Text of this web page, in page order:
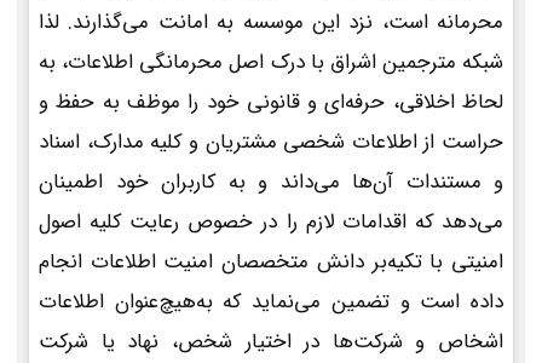
محرمانه است، نزد این موسسه به امانت می‌گذارند. لذا
شبکه مترجمین اشراق با درک اصل محرمانگی اطلاعات، به
لحاظ اخلاقی، حرفه‌ای و قانونی خود را موظف به حفظ و
حراست از اطلاعات شخصی مشتریان و کلیه مدارک، اسناد
و مستندات آن‌ها می‌داند و به کاربران خود اطمینان
می‌دهد که اقدامات لازم را در خصوص رعایت کلیه اصول
امنیتی با تکیه‌بر دانش متخصصان امنیت اطلاعات انجام
داده است و تضمین می‌نماید که به‌هیچ‌عنوان اطلاعات
اشخاص و شرکت‌ها در اختیار شخص، نهاد یا شرکت